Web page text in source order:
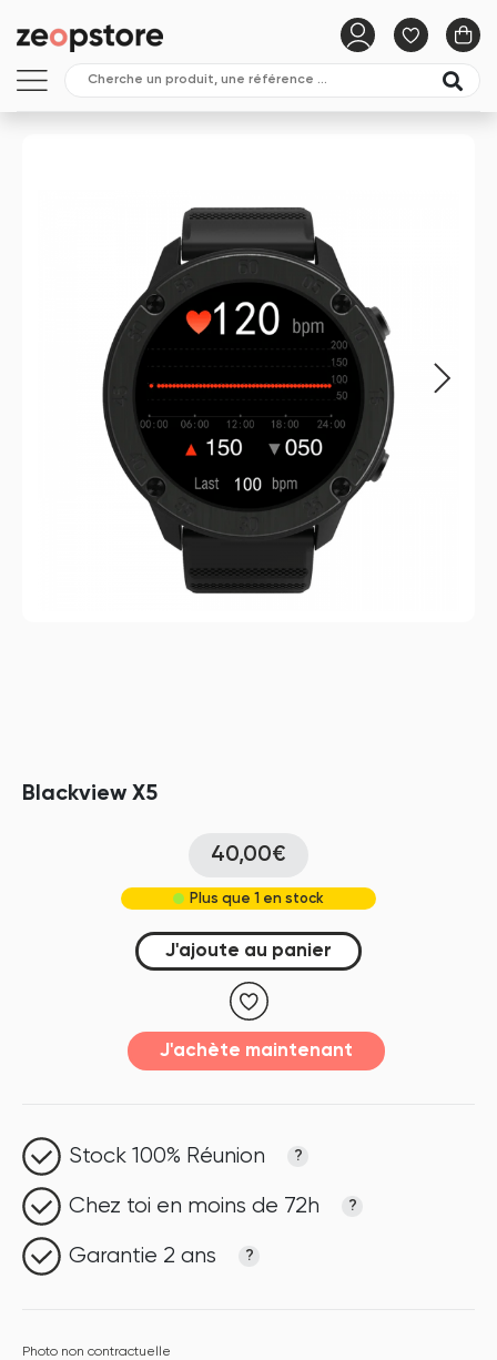
Blackview X5
40,00€
Plus que 1 en stock
J'ajoute au panier
J'achète maintenant
Stock 100% Réunion ?
Chez toi en moins de 72h ?
Garantie 2 ans ?
Photo non contractuelle